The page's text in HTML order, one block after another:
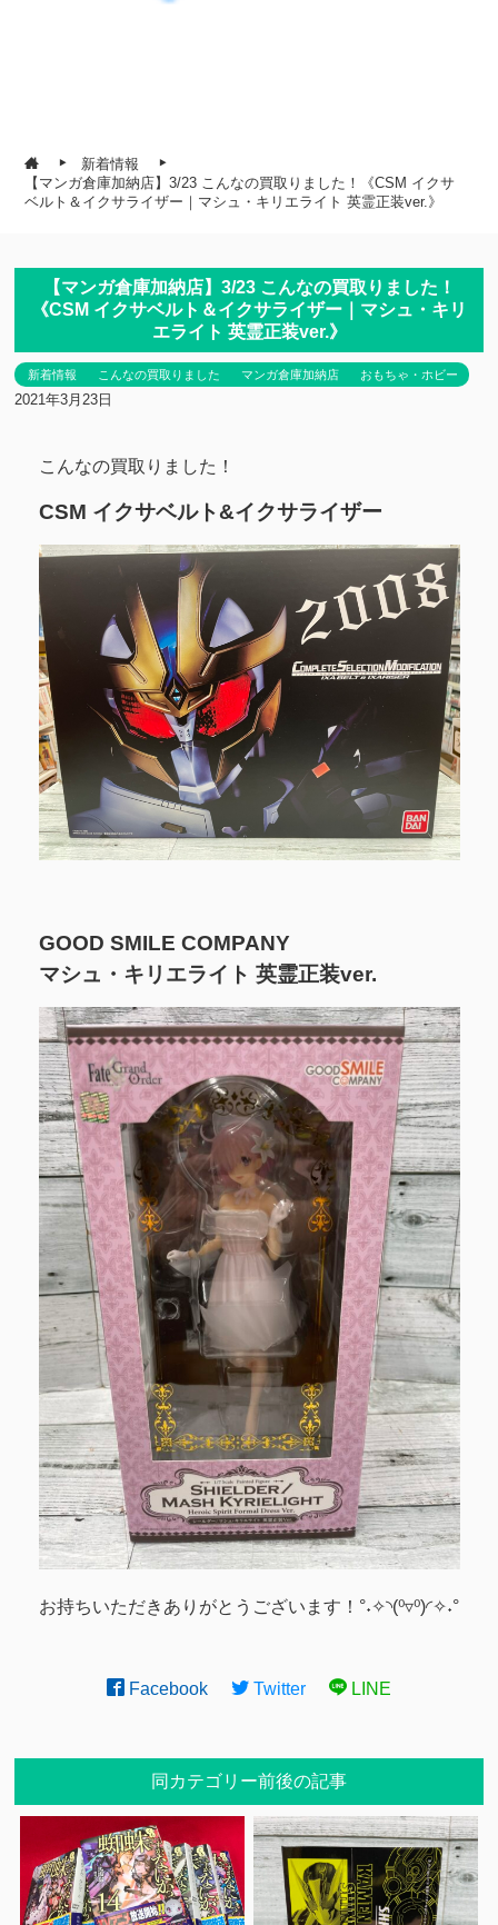
新着情報
【マンガ倉庫加納店】3/23 こんなの買取りました！《CSM イクサ
ベルト＆イクサライザー｜マシュ・キリエライト 英霊正装ver.》
【マンガ倉庫加納店】3/23 こんなの買取りました！
《CSM イクサベルト＆イクサライザー｜マシュ・キリ
エライト 英霊正装ver.》
新着情報 こんなの買取りました マンガ倉庫加納店 おもちゃ・ホビー
2021年3月23日
こんなの買取りました！
CSM イクサベルト&イクサライザー
GOOD SMILE COMPANY
マシュ・キリエライト 英霊正装ver.
お持ちいただきありがとうございます！°˖✧◝(⁰▿⁰)◜✧˖°
Facebook Twitter LINE
同カテゴリー前後の記事